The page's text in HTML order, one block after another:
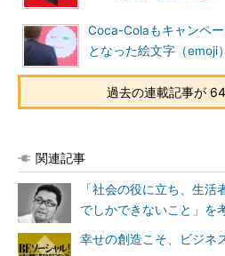
Coca-Colaもキャンペ
となった絵文字（emoji
過去の連載記事が
関連記事
「社会の役に立ち、生
でしかできないこと」を
幸せの創造こそ、ビジネ